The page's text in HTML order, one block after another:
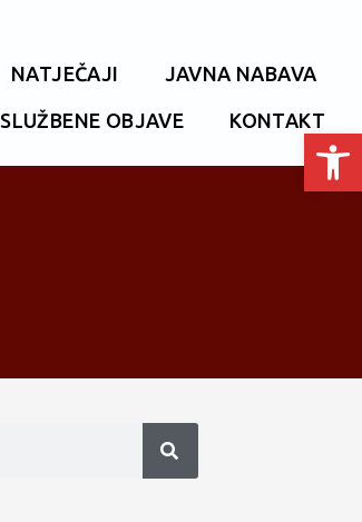
Open toolbar
NATJEČAJI JAVNA NABAVA
SLUŽBENE OBJAVE KONTAKT